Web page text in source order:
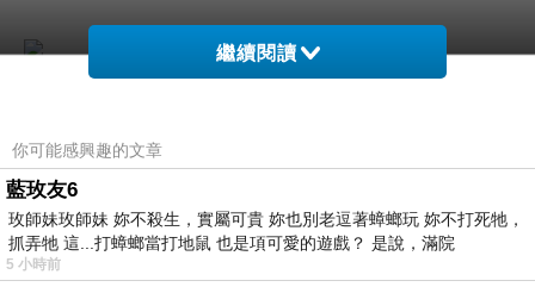
https://tw.partner.buy.yahoo.com:443/gd/buy?
mcode=MV9QTk1PSVdJZ3ByQVFXbFJCMW
dkclp3WVBNWmNNMVZlOXQ4S0xyQ05vcjVF
PQ==&url=https://tw.buy.yahoo.com/gdsale/gds
繼續閱讀
你可能感興趣的文章
藍玫友6
玫師妹玫師妹 妳不殺生，實屬可貴 妳也別老逗著蟑螂玩 妳不打死牠，
抓弄牠 這...打蟑螂當打地鼠 也是項可愛的遊戲？ 是說，滿院
5 小時前